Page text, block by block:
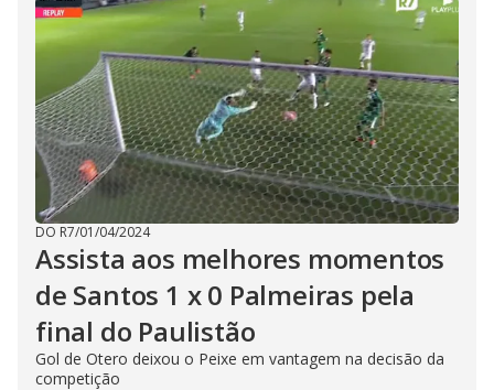
DO R7/01/04/2024
Assista aos melhores momentos
de Santos 1 x 0 Palmeiras pela
final do Paulistão
Gol de Otero deixou o Peixe em vantagem na decisão da
competição